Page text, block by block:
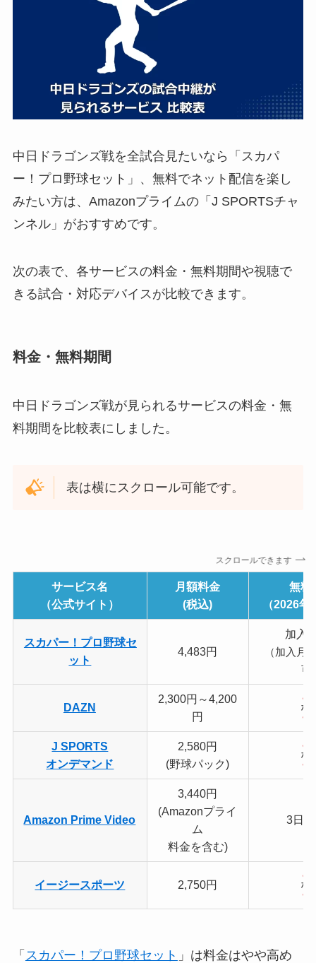
中日ドラゴンズ戦を全試合見たいなら「スカパ
ー！プロ野球セット」、無料でネット配信を楽し
みたい方は、Amazonプライムの「J SPORTSチャ
ンネル」がおすすめです。
次の表で、各サービスの料金・無料期間や視聴で
きる試合・対応デバイスが比較できます。
料金・無料期間
中日ドラゴンズ戦が見られるサービスの料金・無
料期間を比較表にしました。
表は横にスクロール可能です。
スクロールできます
サービス名
（公式サイト）
月額料金
(税込)
無料
（2026
スカパー！プロ野球セ
ット
4,483円
加入
（加入月
可
DAZN
2,300円～4,200
円
な
J SPORTS
オンデマンド
2,580円
(野球パック)
な
Amazon Prime Video
3,440円
(Amazonプライ
ム
料金を含む)
3日
イージースポーツ 2,750円 な
「 スカパー！プロ野球セット 」は料金はやや高め